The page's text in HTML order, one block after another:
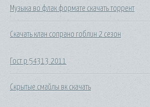
Музыка во флак формате скачать торрент
Скачать клан сопрано гоблин 2 сезон
Гост р 54313 2011
Скрытые смайлы вк скачать